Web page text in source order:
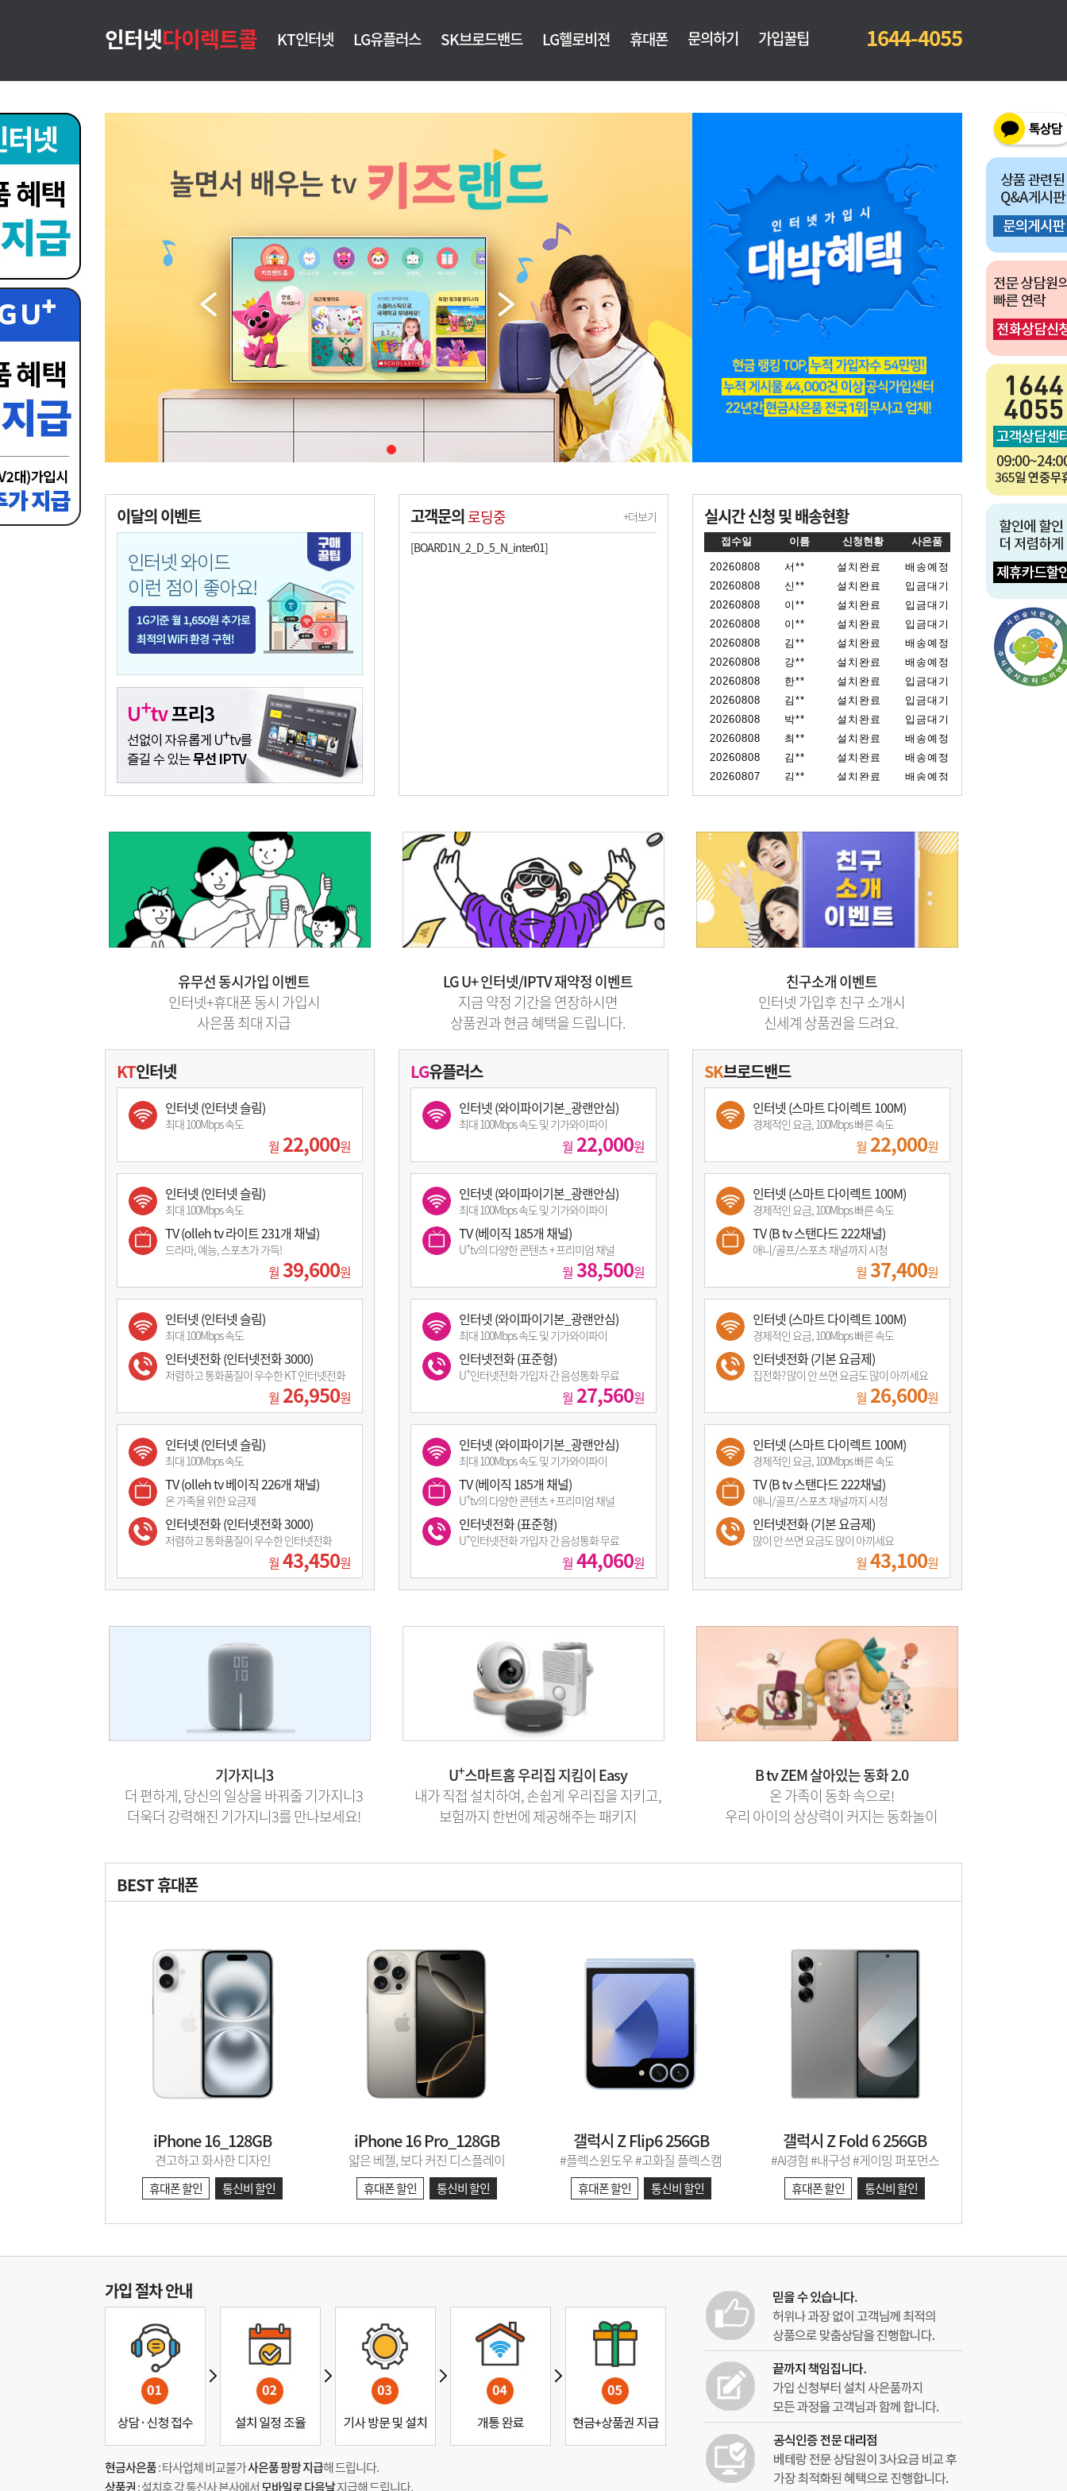
인터넷다이렉트콜 KT인터넷 LG유플러스 SK브로드밴드 LG헬로비젼 휴대폰 문의하기 가입꿀팁 1644-4055
이달의 이벤트 고객문의로딩중
+더보기
[BOARD1N_2_D_5_N_inter01]
실시간 신청 및 배송현황
유무선 동시가입 이벤트
인터넷+휴대폰 동시 가입시
사은품 최대 지급
LG U+ 인터넷/IPTV 재약정 이벤트
지금 약정 기간을 연장하시면
상품권과 현금 혜택을 드립니다.
친구소개 이벤트
인터넷 가입후 친구 소개시
신세계 상품권을 드려요.
KT인터넷
인터넷 (인터넷 슬림)
최대 100Mbps 속도
월 22,000원
인터넷 (인터넷 슬림)
최대 100Mbps 속도
TV (olleh tv 라이트 231개 채널)
드라마, 예능, 스포츠가 가득!
월 39,600원
인터넷 (인터넷 슬림)
최대 100Mbps 속도
인터넷전화 (인터넷전화 3000)
저렴하고 통화품질이 우수한 KT 인터넷전화
월 26,950원
인터넷 (인터넷 슬림)
최대 100Mbps 속도
TV (olleh tv 베이직 226개 채널)
온 가족을 위한 요금제
인터넷전화 (인터넷전화 3000)
저렴하고 통화품질이 우수한 인터넷전화
월 43,450원
LG유플러스
인터넷 (와이파이기본_광랜안심)
최대 100Mbps 속도 및 기가와이파이
월 22,000원
인터넷 (와이파이기본_광랜안심)
최대 100Mbps 속도 및 기가와이파이
TV (베이직 185개 채널)
U+tv의 다양한 콘텐츠 + 프리미엄 채널
월 38,500원
인터넷 (와이파이기본_광랜안심)
최대 100Mbps 속도 및 기가와이파이
인터넷전화 (표준형)
U+인터넷전화 가입자 간 음성통화 무료
월 27,560원
인터넷 (와이파이기본_광랜안심)
최대 100Mbps 속도 및 기가와이파이
TV (베이직 185개 채널)
U+tv의 다양한 콘텐츠 + 프리미엄 채널
인터넷전화 (표준형)
U+인터넷전화 가입자 간 음성통화 무료
월 44,060원
SK브로드밴드
인터넷 (스마트 다이렉트 100M)
경제적인 요금, 100Mbps 빠른 속도
월 22,000원
인터넷 (스마트 다이렉트 100M)
경제적인 요금, 100Mbps 빠른 속도
TV (B tv 스탠다드 222채널)
애니/골프/스포츠 채널까지 시청
월 37,400원
인터넷 (스마트 다이렉트 100M)
경제적인 요금, 100Mbps 빠른 속도
인터넷전화 (기본 요금제)
집전화? 많이 안 쓰면 요금도 많이 아끼세요
월 26,600원
인터넷 (스마트 다이렉트 100M)
경제적인 요금, 100Mbps 빠른 속도
TV (B tv 스탠다드 222채널)
애니/골프/스포츠 채널까지 시청
인터넷전화 (기본 요금제)
많이 안 쓰면 요금도 많이 아끼세요
월 43,100원
기가지니3
더 편하게, 당신의 일상을 바꿔줄 기가지니3
더욱더 강력해진 기가지니3를 만나보세요!
U+스마트홈 우리집 지킴이 Easy
내가 직접 설치하여, 손쉽게 우리집을 지키고,
보험까지 한번에 제공해주는 패키지
B tv ZEM 살아있는 동화 2.0
온 가족이 동화 속으로!
우리 아이의 상상력이 커지는 동화놀이
BEST 휴대폰
iPhone 16_128GB
견고하고 화사한 디자인
휴대폰 할인 통신비 할인
iPhone 16 Pro_128GB
얇은 베젤, 보다 커진 디스플레이
휴대폰 할인 통신비 할인
갤럭시 Z Flip6 256GB
#플렉스윈도우 #고화질 플렉스캠
휴대폰 할인 통신비 할인
갤럭시 Z Fold 6 256GB
#AI경험 #내구성 #게이밍 퍼포먼스
휴대폰 할인 통신비 할인
가입 절차 안내
현금사은품: 타사업체 비교불가사은품 팡팡 지급해 드립니다.
상품권: 설치후 각 통신사 본사에서모바일로 다음날지급해 드립니다.